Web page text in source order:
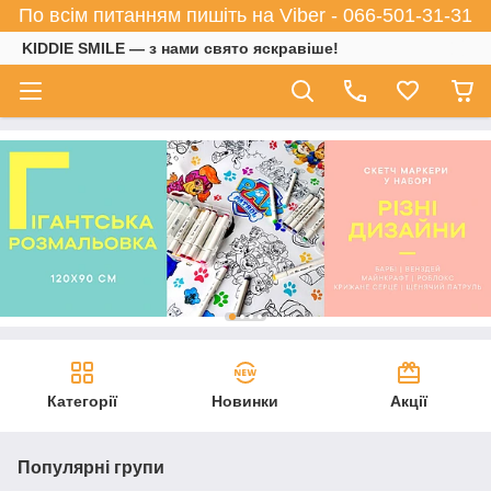
По всім питанням пишіть на Viber - 066-501-31-31
KIDDIE SMILE — з нами свято яскравіше!
Категорії Новинки Акції
Популярні групи